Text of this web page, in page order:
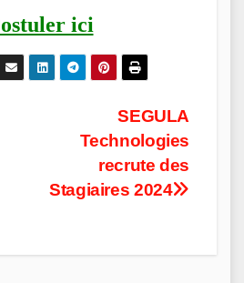
ici
SEGULA
Technologies
recrute des
Stagiaires 2024